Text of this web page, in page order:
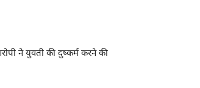
ने युवती की दुष्कर्म करने की